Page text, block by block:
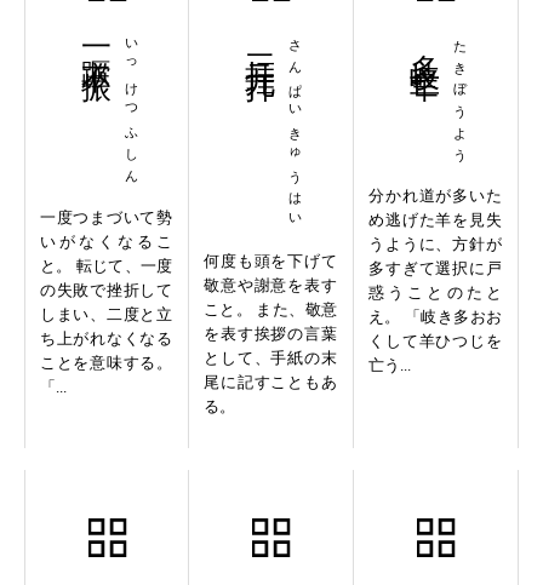
いっけつふしん
一蹶不振
一度つまづいて勢
いがなくなるこ
と。 転じて、一度
の失敗で挫折して
しまい、二度と立
ち上がれなくなる
ことを意味する。
「...
さんぱいきゅうはい
何度も頭を下げて
敬意や謝意を表す
こと。 また、敬意
を表す挨拶の言葉
として、手紙の末
尾に記すこともあ
る。
たきぼうよう
分かれ道が多いた
め逃げた羊を見失
うように、方針が
多すぎて選択に戸
惑うことのたと
え。 「岐き多おお
くして羊ひつじを
亡う...